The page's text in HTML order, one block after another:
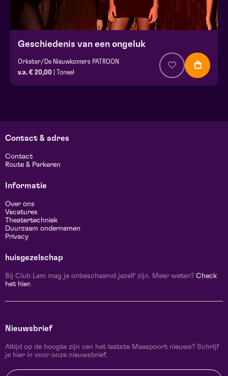
Geschiedenis van een ongeluk
Orkater/De Nieuwkomers PATROON
v.a. € 20,00 | Toneel
Contact & adres
Contact
Route & Parkeren
Informatie
Over ons
Vacatures
Theatertechniek
Duurzaam ondernemen
Privacy
huisgezelschap
Bij Club Lam mag je onbeschaamd jezelf zijn. Meer weten? Check
het hier.
Nieuwsbrief
Altijd op de hoogte zijn van het laatste Maaspoort nieuws? Schrijf
je hier in voor onze nieuwsbrief.